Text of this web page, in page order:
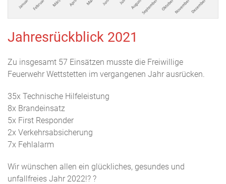
Jahresrückblick 2021
Zu insgesamt 57 Einsätzen musste die Freiwillige
Feuerwehr Wettstetten im vergangenen Jahr ausrücken.
35x Technische Hilfeleistung
8x Brandeinsatz
5x First Responder
2x Verkehrsabsicherung
7x Fehlalarm
Wir wünschen allen ein glückliches, gesundes und
unfallfreies Jahr 2022!? ?